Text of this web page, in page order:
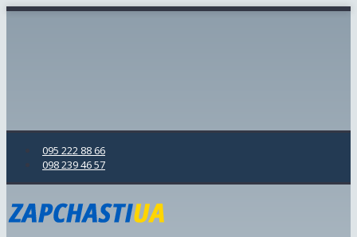
095 222 88 66
098 239 46 57